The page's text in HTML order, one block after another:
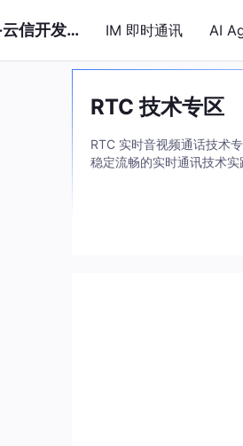
网易智企-云信开发者社区 IM 即时通讯 AI
RTC 技术专区
RTC 实时音视频通话技术
稳定流畅的实时通讯技术实